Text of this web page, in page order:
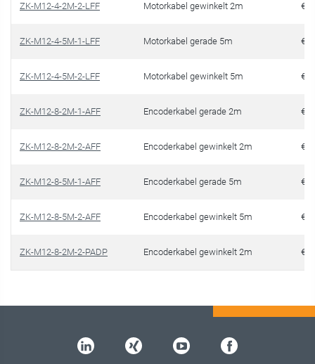
ZK-M12-4-2M-2-LFF Motorkabel gewinkelt 2m €
ZK-M12-4-5M-1-LFF Motorkabel gerade 5m €
ZK-M12-4-5M-2-LFF Motorkabel gewinkelt 5m €
ZK-M12-8-2M-1-AFF Encoderkabel gerade 2m €
ZK-M12-8-2M-2-AFF Encoderkabel gewinkelt 2m €
ZK-M12-8-5M-1-AFF Encoderkabel gerade 5m €
ZK-M12-8-5M-2-AFF Encoderkabel gewinkelt 5m €
ZK-M12-8-2M-2-PADP Encoderkabel gewinkelt 2m €